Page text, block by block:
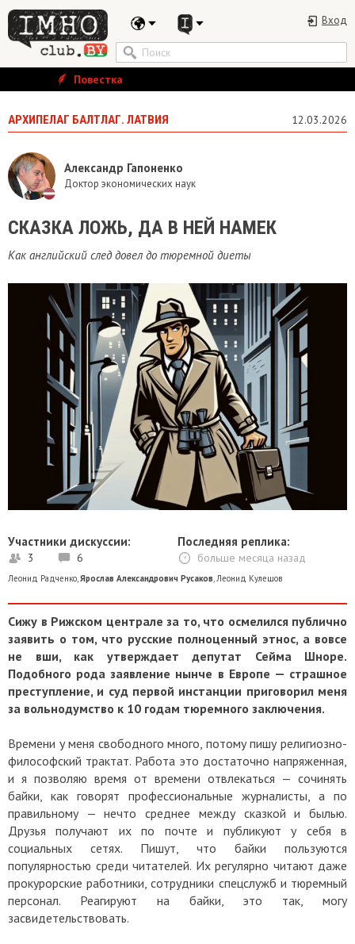
Вход
Повестка
АРХИПЕЛАГ БАЛТЛАГ. ЛАТВИЯ 12.03.2026
Александр Гапоненко
Доктор экономических наук
​СКАЗКА ЛОЖЬ, ДА В НЕЙ НАМЕК
Как английский след довел до тюремной диеты
Участники дискуссии:
3 6
Последняя реплика:
больше месяца назад
Леонид Радченко,Ярослав Александрович Русаков,Леонид Кулешов
Сижу в Рижском централе за то, что осмелился публично
заявить о том, что русские полноценный этнос, а вовсе
не вши, как утверждает депутат Сейма Шноре.
Подобного рода заявление нынче в Европе — страшное
преступление, и суд первой инстанции приговорил меня
за вольнодумство к 10 годам тюремного заключения.
Времени у меня свободного много, потому пишу религиозно-
философский трактат. Работа это достаточно напряженная,
и я позволяю время от времени отвлекаться — сочинять
байки, как говорят профессиональные журналисты, а по
правильному — нечто среднее между сказкой и былью.
Друзья получают их по почте и публикуют у себя в
социальных сетях. Пишут, что байки пользуются
популярностью среди читателей. Их регулярно читают даже
прокурорские работники, сотрудники спецслужб и тюремный
персонал. Реагируют на байки, это так, могу
засвидетельствовать.